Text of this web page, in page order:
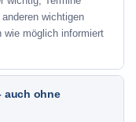
wichtigen
wie möglich informiert
auch ohne